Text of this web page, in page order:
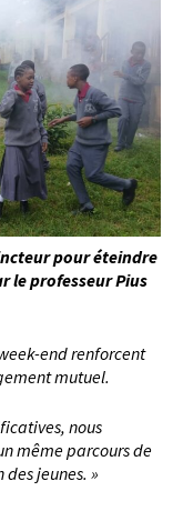
pour éteindre
le professeur Pius
end renforcent
mutuel.
nous
même parcours de
jeunes. »